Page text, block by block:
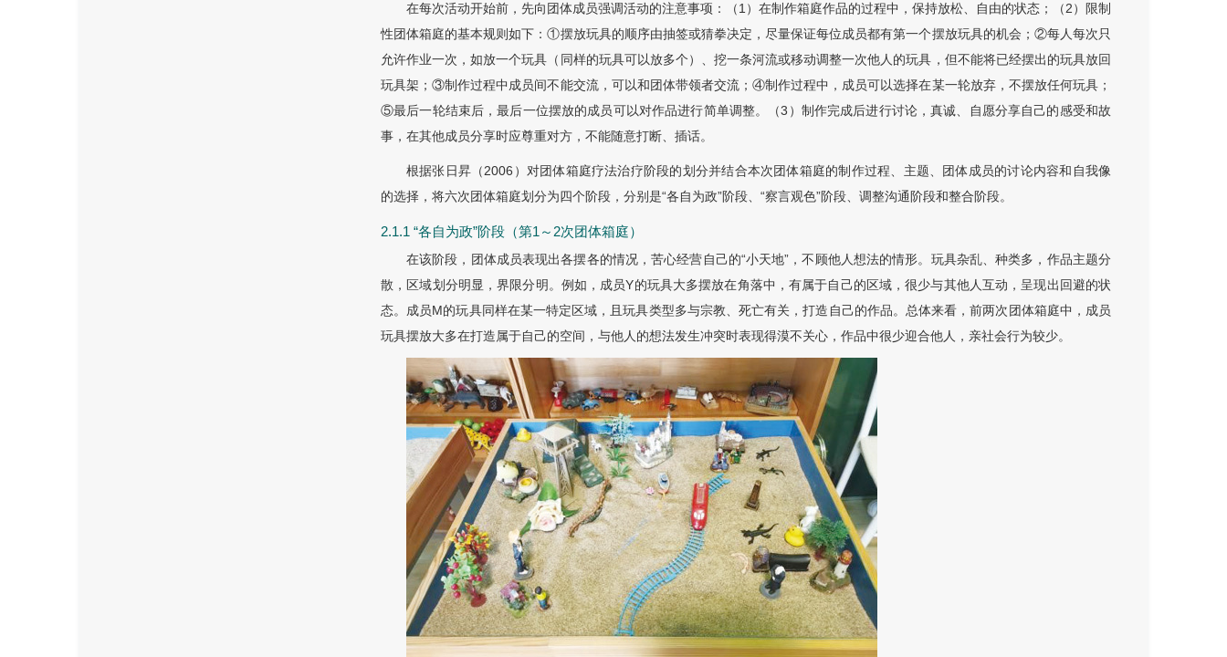
在每次活动开始前，先向团体成员强调活动的注意事项：（1）在制作箱庭作品的过程中，保持放松、自由的状态；（2）限制
性团体箱庭的基本规则如下：①摆放玩具的顺序由抽签或猜拳决定，尽量保证每位成员都有第一个摆放玩具的机会；②每人每次只
允许作业一次，如放一个玩具（同样的玩具可以放多个）、挖一条河流或移动调整一次他人的玩具，但不能将已经摆出的玩具放回
玩具架；③制作过程中成员间不能交流，可以和团体带领者交流；④制作过程中，成员可以选择在某一轮放弃，不摆放任何玩具；
⑤最后一轮结束后，最后一位摆放的成员可以对作品进行简单调整。（3）制作完成后进行讨论，真诚、自愿分享自己的感受和故
事，在其他成员分享时应尊重对方，不能随意打断、插话。
根据张日昇（2006）对团体箱庭疗法治疗阶段的划分并结合本次团体箱庭的制作过程、主题、团体成员的讨论内容和自我像
的选择，将六次团体箱庭划分为四个阶段，分别是“各自为政”阶段、“察言观色”阶段、调整沟通阶段和整合阶段。
2.1.1 “各自为政”阶段（第1～2次团体箱庭）
在该阶段，团体成员表现出各摆各的情况，苦心经营自己的“小天地”，不顾他人想法的情形。玩具杂乱、种类多，作品主题分
散，区域划分明显，界限分明。例如，成员Y的玩具大多摆放在角落中，有属于自己的区域，很少与其他人互动，呈现出回避的状
态。成员M的玩具同样在某一特定区域，且玩具类型多与宗教、死亡有关，打造自己的作品。总体来看，前两次团体箱庭中，成员
玩具摆放大多在打造属于自己的空间，与他人的想法发生冲突时表现得漠不关心，作品中很少迎合他人，亲社会行为较少。